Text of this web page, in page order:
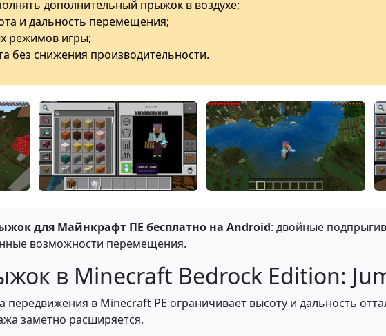
дополнительный прыжок в воздухе;
и дальность перемещения;
режимов игры;
без снижения производительности.
для Майнкрафт ПЕ бесплатно на Android: двойные
возможности перемещения.
в Minecraft Bedrock Edition:
передвижения в Minecraft PE ограничивает высоту и дальность
заметно расширяется.